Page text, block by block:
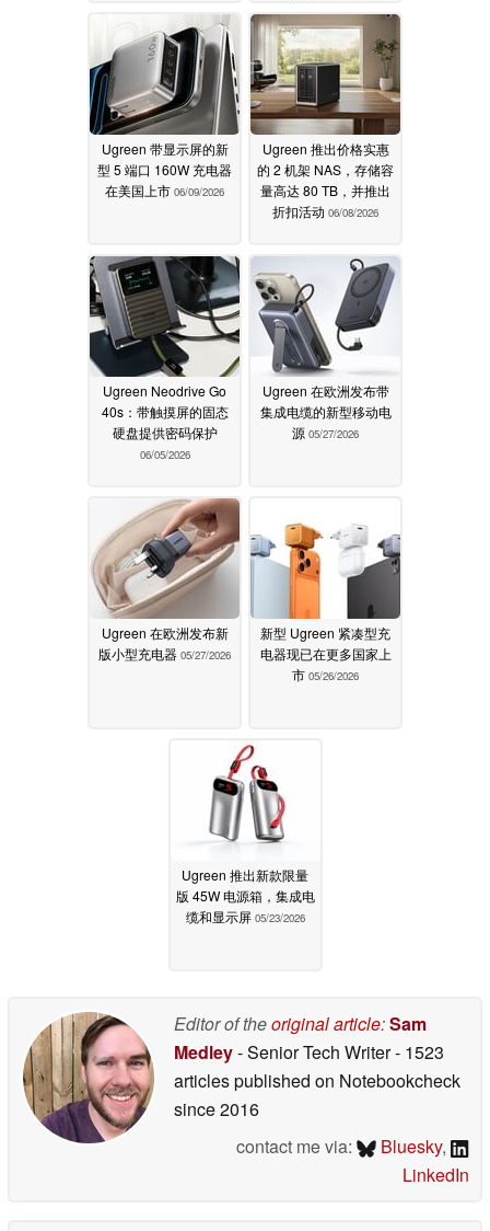
Ugreen 带显示屏的新
型 5 端口 160W 充电器
在美国上市 06/09/2026
Ugreen 推出价格实惠
的 2 机架 NAS，存储容
量高达 80 TB，并推出
折扣活动 06/08/2026
Ugreen Neodrive Go
40s：带触摸屏的固态
硬盘提供密码保护
06/05/2026
Ugreen 在欧洲发布带
集成电缆的新型移动电
源 05/27/2026
Ugreen 在欧洲发布新
版小型充电器 05/27/2026
新型 Ugreen 紧凑型充
电器现已在更多国家上
市 05/26/2026
Ugreen 推出新款限量
版 45W 电源箱，集成电
缆和显示屏 05/23/2026
Editor of theoriginal article:Sam
Medley- Senior Tech Writer- 1523
articles published on Notebookcheck
since 2016
contact me via:
Bluesky,
LinkedIn